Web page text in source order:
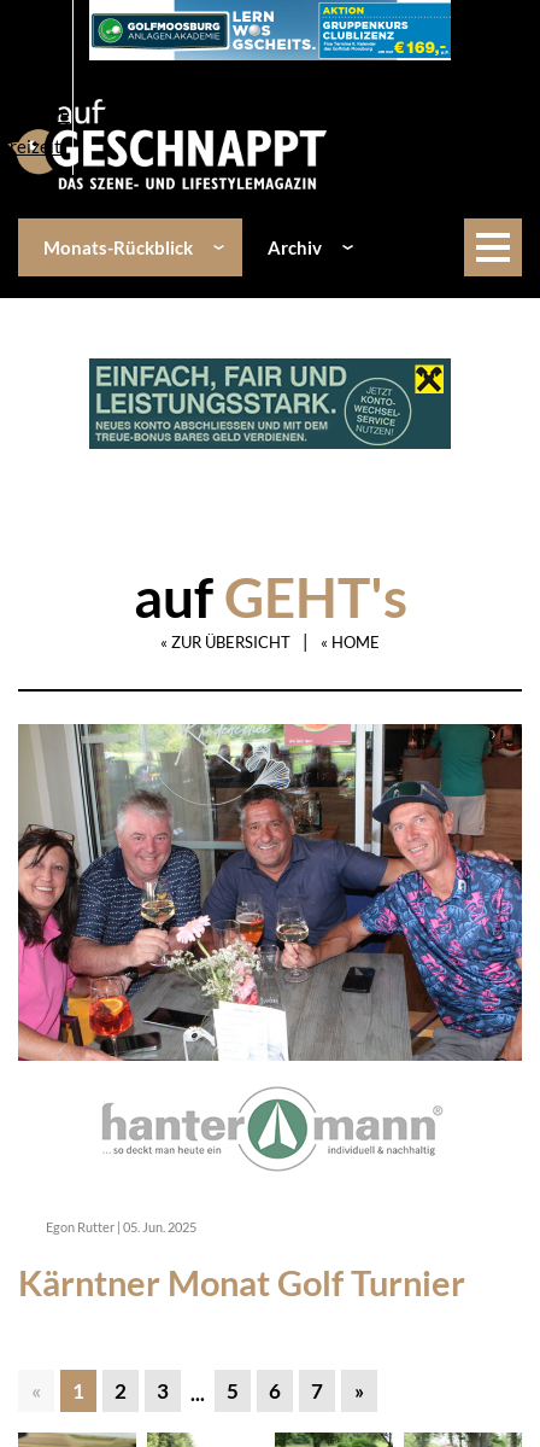
Lifestyle
Freizeit
Monats-Rückblick Archiv
aufGEHT's
« ZUR ÜBERSICHT | « HOME
Egon Rutter | 05. Jun. 2025
Kärntner Monat Golf Turnier
« 1 2 3 ... 5 6 7 »